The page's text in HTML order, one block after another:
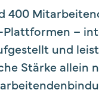
400
–
und
Stärke